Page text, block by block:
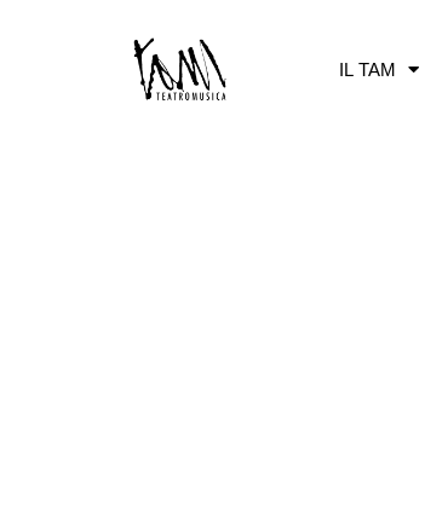
IL TAM